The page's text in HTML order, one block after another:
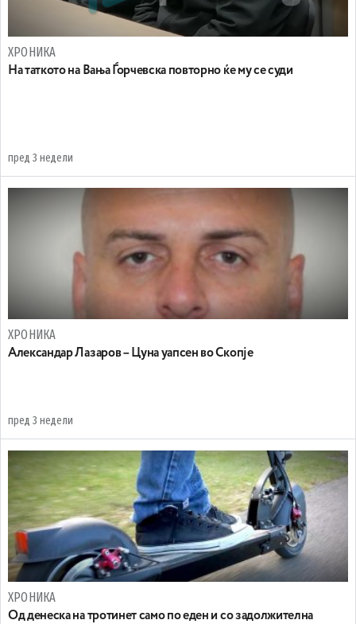
ХРОНИКА
На таткото на Вања Ѓорчевска повторно ќе му се суди
пред 3 недели
ХРОНИКА
Александар Лазаров – Цуна уапсен во Скопје
пред 3 недели
ХРОНИКА
Oд денеска на тротинет само по еден и со задолжителна